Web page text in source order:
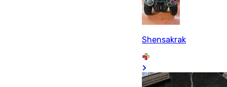
Shensakrak